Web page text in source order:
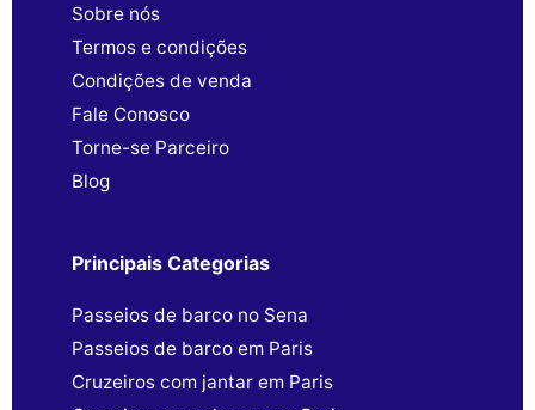
Sobre nós
Termos e condições
Condições de venda
Fale Conosco
Torne-se Parceiro
Blog
Principais Categorias
Passeios de barco no Sena
Passeios de barco em Paris
Cruzeiros com jantar em Paris